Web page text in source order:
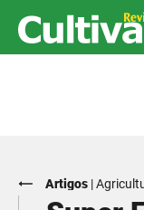
Artigos |